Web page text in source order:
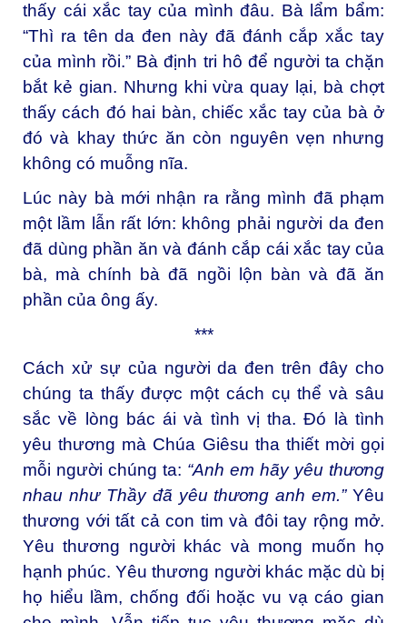
thấy cái xắc tay của mình đâu. Bà lẩm bẩm:
“Thì ra tên da đen này đã đánh cắp xắc tay
của mình rồi.” Bà định tri hô để người ta chặn
bắt kẻ gian. Nhưng khi vừa quay lại, bà chợt
thấy cách đó hai bàn, chiếc xắc tay của bà ở
đó và khay thức ăn còn nguyên vẹn nhưng
không có muỗng nĩa.
Lúc này bà mới nhận ra rằng mình đã phạm
một lầm lẫn rất lớn: không phải người da đen
đã dùng phần ăn và đánh cắp cái xắc tay của
bà, mà chính bà đã ngồi lộn bàn và đã ăn
phần của ông ấy.
***
Cách xử sự của người da đen trên đây cho
chúng ta thấy được một cách cụ thể và sâu
sắc về lòng bác ái và tình vị tha. Đó là tình
yêu thương mà Chúa Giêsu tha thiết mời gọi
mỗi người chúng ta: “Anh em hãy yêu thương
nhau như Thầy đã yêu thương anh em.”Yêu
thương với tất cả con tim và đôi tay rộng mở.
Yêu thương người khác và mong muốn họ
hạnh phúc. Yêu thương người khác mặc dù bị
họ hiểu lầm, chống đối hoặc vu vạ cáo gian